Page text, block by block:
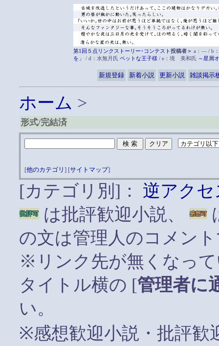
第1回５点リンクストーリー･コンテスト投稿者＞ a：― / b
を」
/ d：水無月氏 ペットな王子様 / e：境 美和氏 ～星屑
新規登録 新着小説 更新小説 雑談掲示
ホーム >
形式/完結済
[他のカテゴリ] [サイトマップ]
[カテゴリ別]： 逆アク
は批評歓迎小説、
の文は管理人のコメン
※リンク先が無くなっ
タイトル横の [管理者に
い。
※感想歓迎小説・批評歓